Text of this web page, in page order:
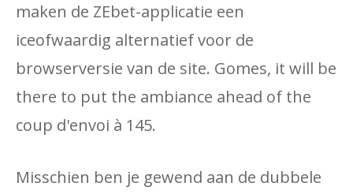
maken de ZEbet-applicatie een
iceofwaardig alternatief voor de
browserversie van de site. Gomes, it will be
there to put the ambiance ahead of the
coup d'envoi à 145.
Misschien ben je gewend aan de dubbele